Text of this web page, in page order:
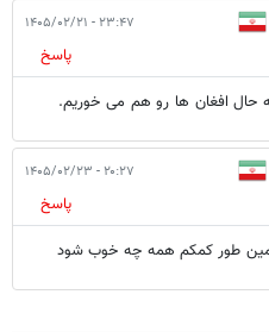
۲۳:۴۷ - ۱۴۰۵/۰۲/۲۱
پاسخ
حال افغان ها رو هم می خوریم.
۲۰:۲۷ - ۱۴۰۵/۰۲/۲۳
پاسخ
طور کمکم همه چه خوب شود